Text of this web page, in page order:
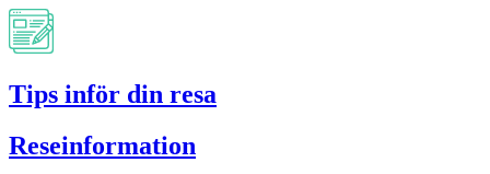
Tips inför din resa
Reseinformation